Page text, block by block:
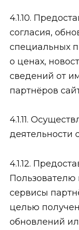
4.1.10.
согласия,
специальных
о ценах,
сведений от
партнёров
4.1.11.
деятельности
4.1.12.
Пользователю
сервисы
целью
обновлений